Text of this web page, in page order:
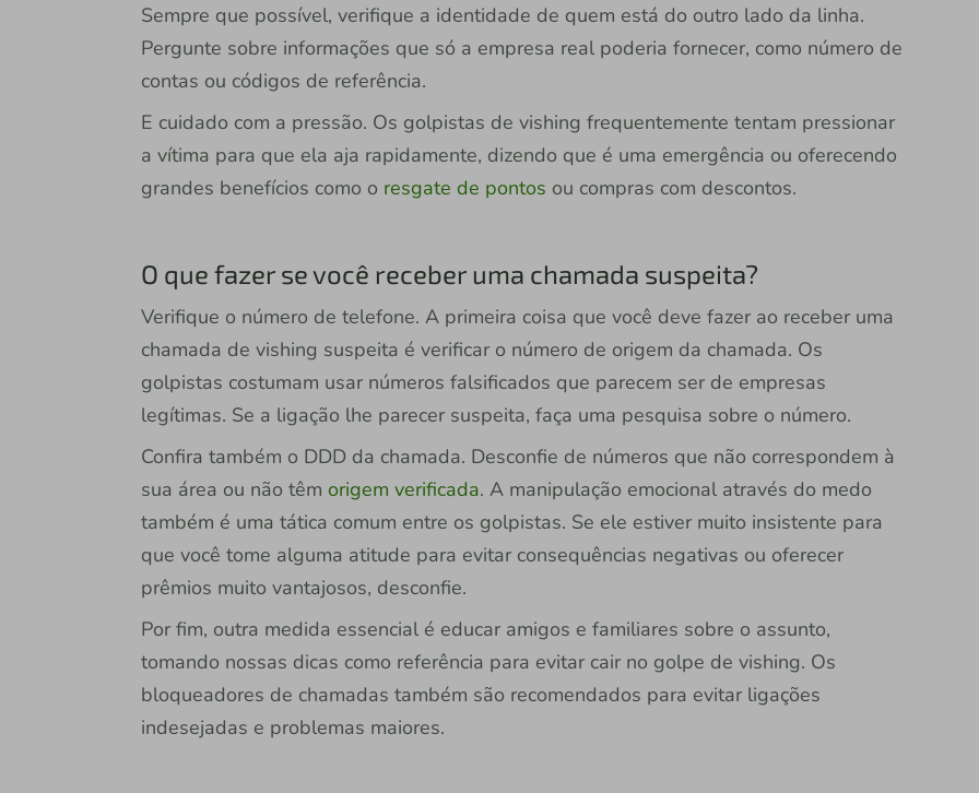
Sempre que possível, verifique a identidade de quem está do outro lado da linha.
Pergunte sobre informações que só a empresa real poderia fornecer, como número de
contas ou códigos de referência.
E cuidado com a pressão. Os golpistas de vishing frequentemente tentam pressionar
a vítima para que ela aja rapidamente, dizendo que é uma emergência ou oferecendo
grandes benefícios como o resgate de pontos ou compras com descontos.
O que fazer se você receber uma chamada suspeita?
Verifique o número de telefone. A primeira coisa que você deve fazer ao receber uma
chamada de vishing suspeita é verificar o número de origem da chamada. Os
golpistas costumam usar números falsificados que parecem ser de empresas
legítimas. Se a ligação lhe parecer suspeita, faça uma pesquisa sobre o número.
Confira também o DDD da chamada. Desconfie de números que não correspondem à
sua área ou não têm origem verificada. A manipulação emocional através do medo
também é uma tática comum entre os golpistas. Se ele estiver muito insistente para
que você tome alguma atitude para evitar consequências negativas ou oferecer
prêmios muito vantajosos, desconfie.
Por fim, outra medida essencial é educar amigos e familiares sobre o assunto,
tomando nossas dicas como referência para evitar cair no golpe de vishing. Os
bloqueadores de chamadas também são recomendados para evitar ligações
indesejadas e problemas maiores.